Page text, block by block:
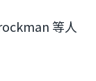
等人